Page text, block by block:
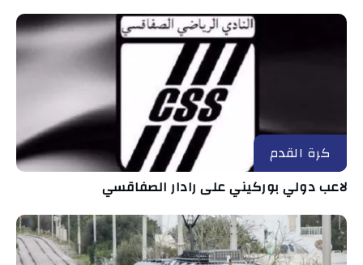
كرة القدم
لاعب دولي بوركيني على رادار الصفاقسي